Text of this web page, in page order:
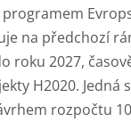
na předchozí
roku 2027,
H2020. Jedná
rozpočtu